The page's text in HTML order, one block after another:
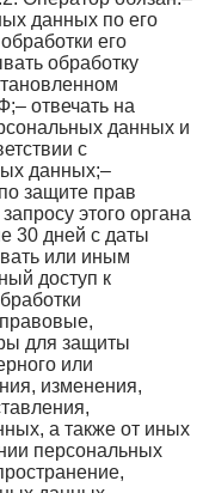
данных по его
его
обработку
отвечать на
данных и
с
данных;–
защите прав
этого органа
30 дней с даты
или иным
доступ к
для защиты
или
изменения,
а также от иных
персональных